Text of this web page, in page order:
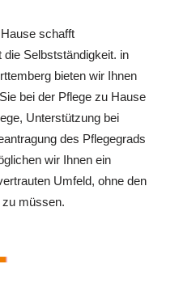
schafft
Selbstständigkeit. in
bieten wir Ihnen
bei der Pflege zu Hause
Unterstützung bei
des Pflegegrads
wir Ihnen ein
Umfeld, ohne den
müssen.